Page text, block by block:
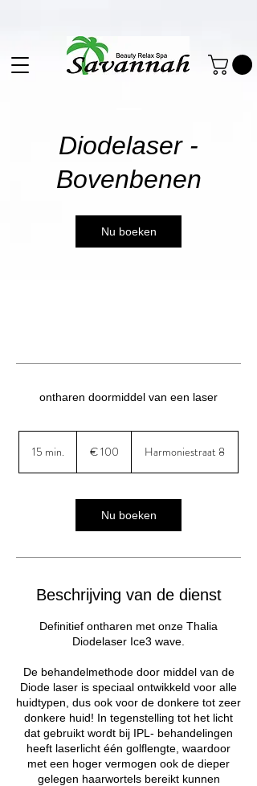
Diodelaser -
Bovenbenen
Nu boeken
ontharen doormiddel van een laser
15 min. € 100 Harmoniestraat 8
Nu boeken
Beschrijving van de dienst
Definitief ontharen met onze Thalia
Diodelaser Ice3 wave.
De behandelmethode door middel van de
Diode laser is speciaal ontwikkeld voor alle
huidtypen, dus ook voor de donkere tot zeer
donkere huid! In tegenstelling tot het licht
dat gebruikt wordt bij IPL- behandelingen
heeft laserlicht één golflengte, waardoor
met een hoger vermogen ook de dieper
gelegen haarwortels bereikt kunnen